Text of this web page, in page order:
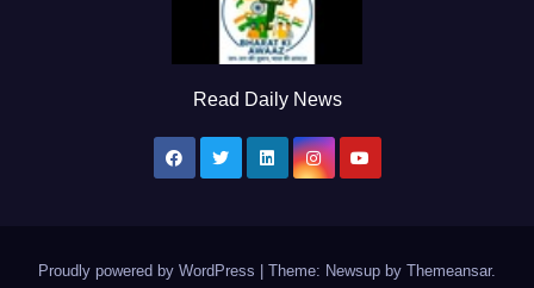
Read Daily News
Proudly powered by WordPress Theme: Newsup by Themeansar.